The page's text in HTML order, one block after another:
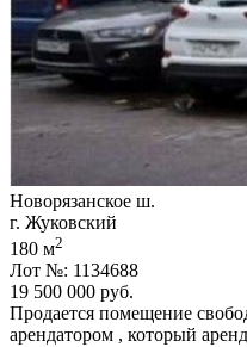
Новорязанское ш.
г. Жуковский
180 м2
Лот №: 1134688
19 500 000 руб.
Пpoдaетcя помещение
арендатором ,­ который